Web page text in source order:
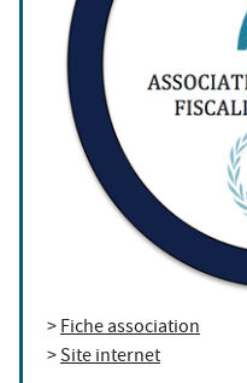
>Fiche association
>Site internet